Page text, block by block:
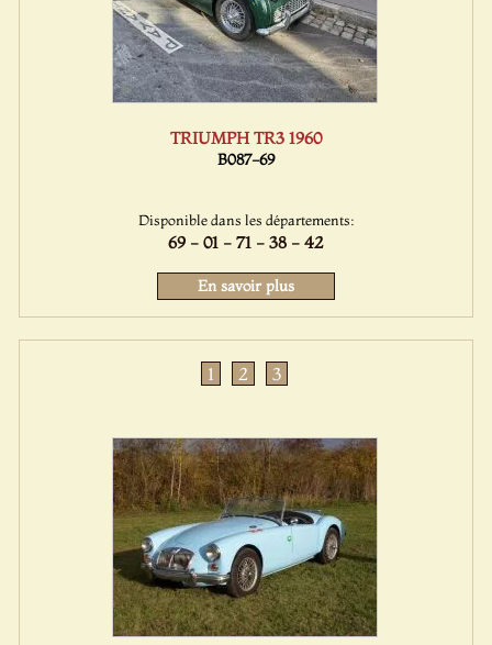
TRIUMPH TR3 1960
B087-69
Disponible dans les départements:
69 - 01 - 71 - 38 - 42
En savoir plus
1 2 3